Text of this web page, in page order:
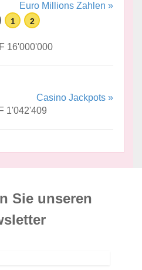
Euro Millions Zahlen »
1 2
16'000'000
Casino Jackpots »
1'042'409
Sie unseren